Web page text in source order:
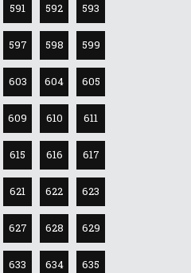
591 592 593
597 598 599
603 604 605
609 610 611
615 616 617
621 622 623
627 628 629
633 634 635